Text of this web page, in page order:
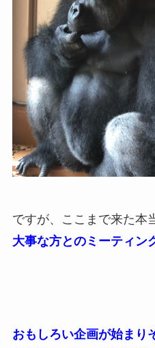
ですが、ここまで来た本
大事な方とのミーティン
おもしろい企画が始まり